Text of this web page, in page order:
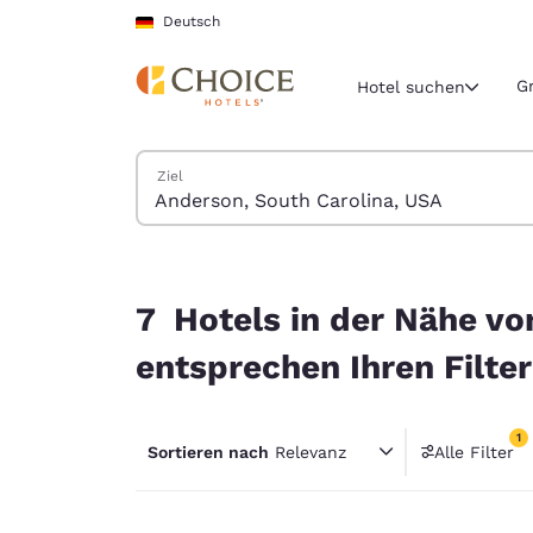
Weiter Zu Hauptinhalt
Deutsch
Aktuelle
Nord- und
United
América
Hotel suchen
Hotels suchen
Ziel
7 Hotels in der Nähe
entsprechen Ihren
Sortieren nach Relevanz Alle Filter
1
1 Filter